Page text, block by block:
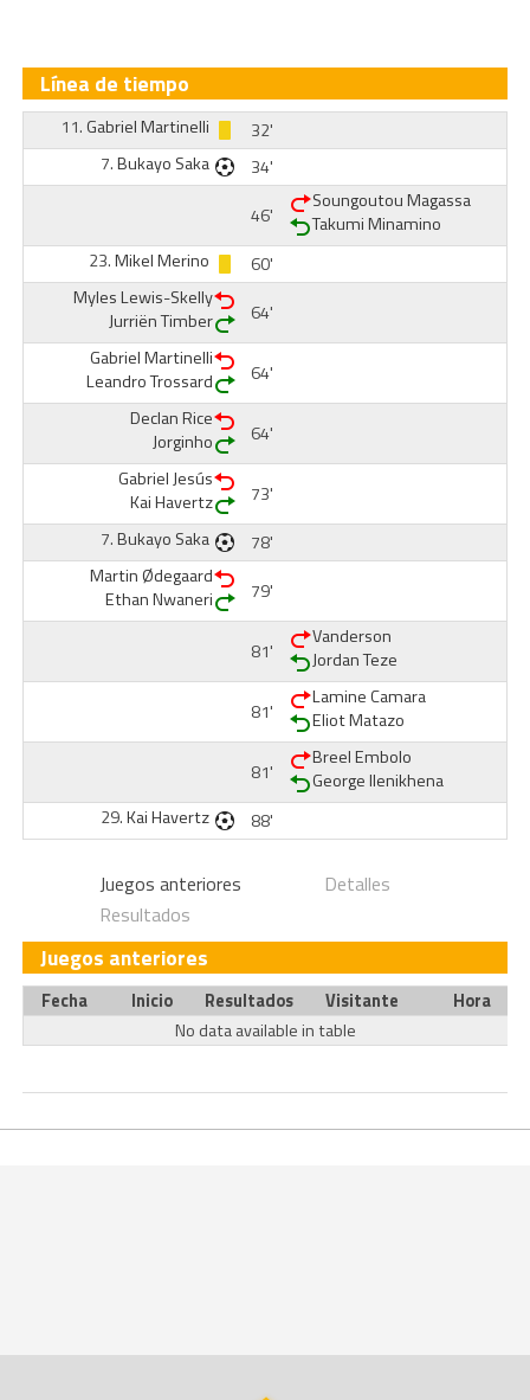
Línea de tiempo
11. Gabriel Martinelli
32'
7.Bukayo Saka
34'
46'
Soungoutou Magassa
Takumi Minamino
23.Mikel Merino
60'
Myles Lewis-Skelly
Jurriën Timber
64'
Gabriel Martinelli
Leandro Trossard
64'
Declan Rice
Jorginho
64'
Gabriel Jesús
Kai Havertz
73'
7.Bukayo Saka
78'
Martin Ødegaard
Ethan Nwaneri
79'
81'
Vanderson
Jordan Teze
81'
Lamine Camara
Eliot Matazo
81'
Breel Embolo
George Ilenikhena
29.Kai Havertz 88'
Juegos anteriores
Detalles
Resultados
Juegos anteriores
Fecha Inicio Resultados Visitante
Hora
No data available in table